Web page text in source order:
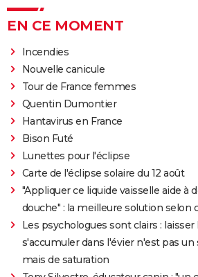
EN CE MOMENT
Incendies
Nouvelle canicule
Tour de France femmes
Quentin Dumontier
Hantavirus en France
Bison Futé
Lunettes pour l'éclipse
Carte de l'éclipse solaire du 12 août
"Appliquer ce liquide vaisselle aide à
douche" : la meilleure solution selon
Les psychologues sont clairs : laisser
s'accumuler dans l'évier n'est pas un
mais de saturation